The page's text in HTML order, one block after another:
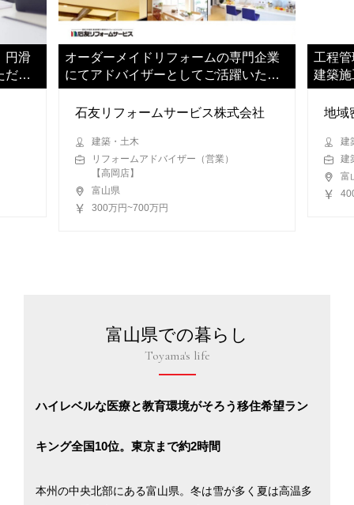
円滑
だき
オーダーメイドリフォームの専門企業
にてアドバイザーとしてご活躍いただ
きます
石友リフォームサービス株式会社
建築・土木
リフォームアドバイザー（営業）
【高岡店】
富山県
300万円~700万円
工程
建築
きます
地域
建
建
富
富山県での暮らし
Toyama's life
ハイレベルな医療と教育環境がそろう移住希望ラン
キング全国10位。東京まで約2時間
本州の中央北部にある富山県。冬は雪が多く夏は高温多